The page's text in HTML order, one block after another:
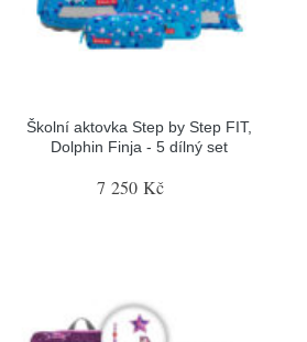
Školní aktovka Step by Step FIT,
Dolphin Finja - 5 dílný set
7 250 Kč